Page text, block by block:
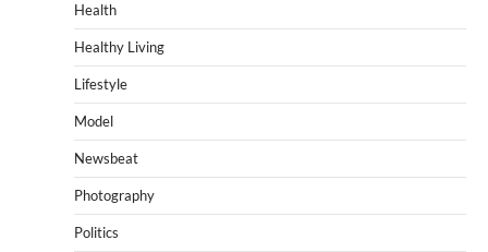
Health
Healthy Living
Lifestyle
Model
Newsbeat
Photography
Politics